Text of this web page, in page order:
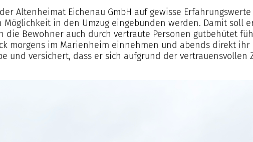
Altenheimat Eichenau GmbH auf gewisse
in den Umzug eingebunden werden. Damit soll
Bewohner auch durch vertraute Personen gutbehütet
morgens im Marienheim einnehmen und abends direkt ihr
und versichert, dass er sich aufgrund der vertrauensvollen